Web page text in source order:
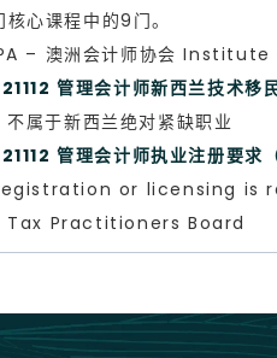
核心课程中的9门。
– 澳洲会计师协会 Institute
管理会计师新西兰技术移
不属于新西兰绝对紧缺职业
管理会计师执业注册要求
or licensing is
Tax Practitioners Board